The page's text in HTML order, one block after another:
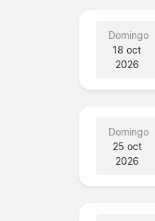
Domingo
18 oct
2026
Domingo
25 oct
2026